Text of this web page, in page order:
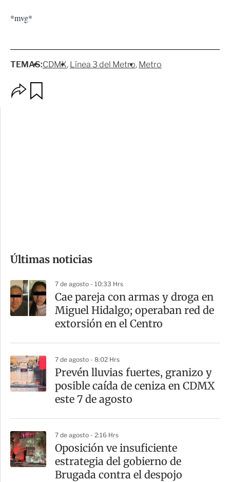
*mvg*
TEMAS:CDMX Línea 3 del Metro Metro
m
a
r
t
Últimas noticias
7 de agosto - 10:33 Hrs
Cae pareja con armas y droga en
Miguel Hidalgo; operaban red de
extorsión en el Centro
7 de agosto - 8:02 Hrs
Prevén lluvias fuertes, granizo y
posible caída de ceniza en CDMX
este 7 de agosto
7 de agosto - 2:16 Hrs
Oposición ve insuficiente
estrategia del gobierno de
Brugada contra el despojo